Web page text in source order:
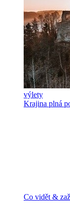
výlety
Krajina plná
Co vidět &